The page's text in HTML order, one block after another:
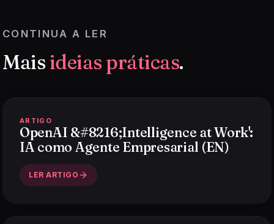
CONTINUA A LER
Mais ideias práticas.
ARTIGO
OpenAI &#8216;Intelligence at Work':
IA como Agente Empresarial (EN)
LER ARTIGO